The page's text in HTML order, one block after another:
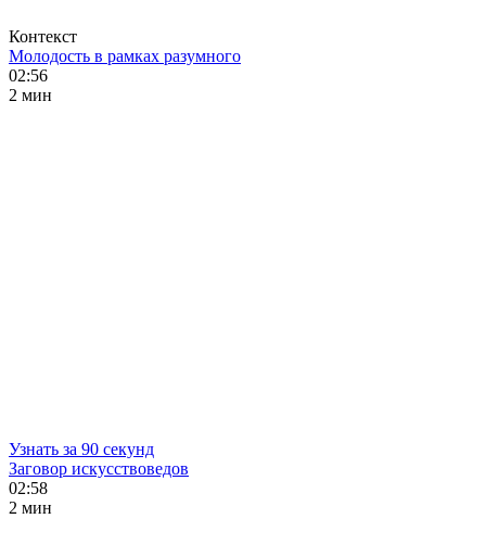
Контекст
Молодость в рамках разумного
02:56
2 мин
Узнать за 90 секунд
Заговор искусствоведов
02:58
2 мин